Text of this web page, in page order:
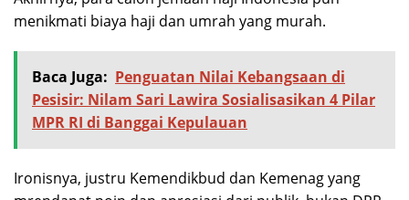
menikmati biaya haji dan umrah yang murah.
Baca Juga: Penguatan Nilai Kebangsaan di
Pesisir: Nilam Sari Lawira Sosialisasikan 4 Pilar
MPR RI di Banggai Kepulauan
Ironisnya, justru Kemendikbud dan Kemenag yang